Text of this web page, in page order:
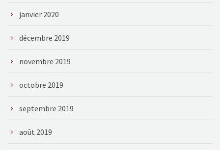
janvier 2020
décembre 2019
novembre 2019
octobre 2019
septembre 2019
août 2019